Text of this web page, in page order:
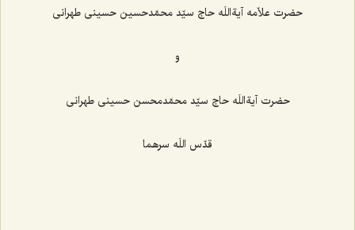
حضرت علاّمه آیةاللَه حاج سیّد محمّدحسین حسینی طهرانی
و
حضرت آیةاللَه حاج سیّد محمّدمحسن حسینی طهرانی
قدّس اللَه سرهما